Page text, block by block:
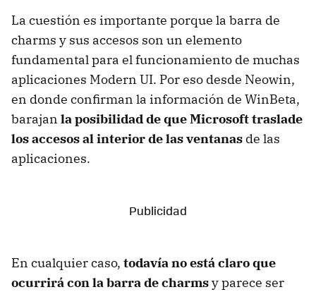
La cuestión es importante porque la barra de
charms y sus accesos son un elemento
fundamental para el funcionamiento de muchas
aplicaciones Modern UI. Por eso desde Neowin,
en donde confirman la información de WinBeta,
barajan la posibilidad de que Microsoft traslade
los accesos al interior de las ventanas de las
aplicaciones.
En cualquier caso, todavía no está claro que
ocurrirá con la barra de charmsy parece ser